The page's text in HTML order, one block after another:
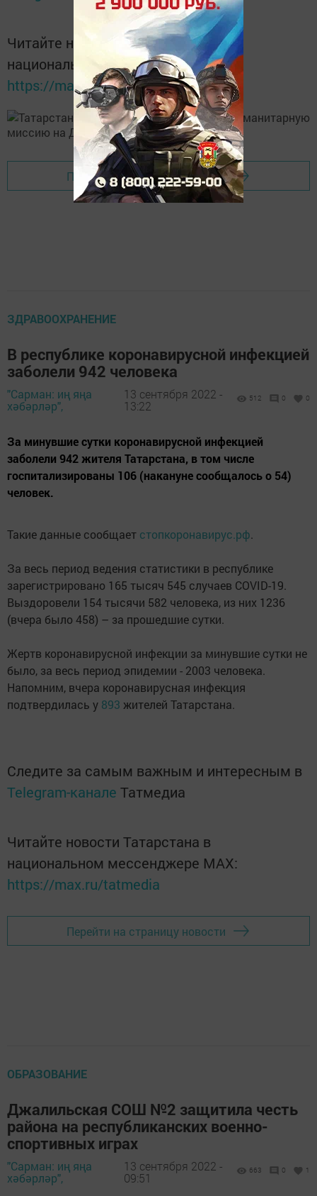
Читайте новости Татарстана в
национальном мессенджере MАХ:
https://max.ru/tatmedia
Перейти на страницу новости
ЗДРАВООХРАНЕНИЕ
В республике коронавирусной инфекцией
заболели 942 человека
"Сарман: иң яңа
хәбәрләр",
13 сентября 2022 -
13:22
512 0 0
За минувшие сутки коронавирусной инфекцией
заболели 942 жителя Татарстана, в том числе
госпитализированы 106 (накануне сообщалось о 54)
человек.
Такие данные сообщает стопкоронавирус.рф.
За весь период ведения статистики в республике
зарегистрировано 165 тысяч 545 случаев COVID-19.
Выздоровели 154 тысячи 582 человека, из них 1236
(вчера было 458) – за прошедшие сутки.
Жертв коронавирусной инфекции за минувшие сутки не
было, за весь период эпидемии - 2003 человека.
Напомним, вчера коронавирусная инфекция
подтвердилась у 893 жителей Татарстана.
Следите за самым важным и интересным в
Telegram-канале Татмедиа
Читайте новости Татарстана в
национальном мессенджере MАХ:
https://max.ru/tatmedia
Перейти на страницу новости
ОБРАЗОВАНИЕ
Джалильская СОШ №2 защитила честь
района на республиканских военно-
спортивных играх
"Сарман: иң яңа
хәбәрләр",
13 сентября 2022 -
09:51
663 0 1